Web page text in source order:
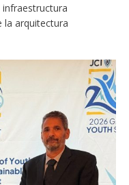
la arquitectura